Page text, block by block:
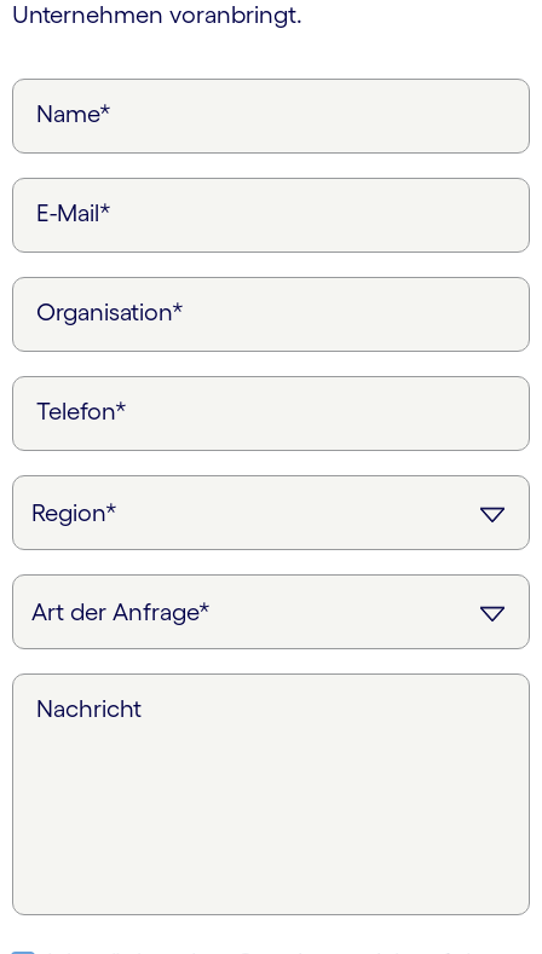
Unternehmen voranbringt.
Name*
E-Mail*
Organisation*
Telefon*
Nachricht